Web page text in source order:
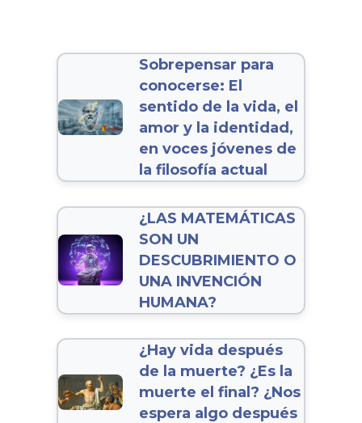
Sobrepensar para
conocerse: El
sentido de la vida, el
amor y la identidad,
en voces jóvenes de
la filosofía actual
¿LAS MATEMÁTICAS
SON UN
DESCUBRIMIENTO O
UNA INVENCIÓN
HUMANA?
¿Hay vida después
de la muerte? ¿Es la
muerte el final? ¿Nos
espera algo después